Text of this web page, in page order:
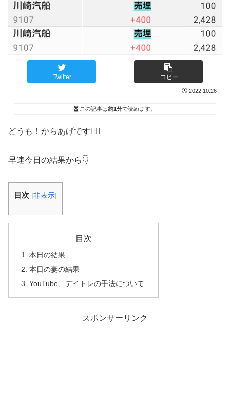
Twitter コピー
2022.10.26
この記事は約1分で読めます。
どうも！からあげです🙋‍♂️
早速今日の結果から👇
目次 [非表示]
目次
本日の結果
本日の妻の結果
YouTube、デイトレの手法について
スポンサーリンク